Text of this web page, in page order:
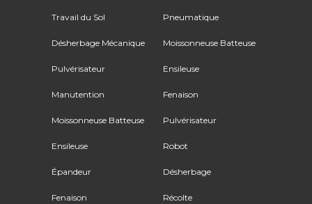
Travail du Sol
Désherbage Mécanique
Pulvérisateur
Manutention
Moissonneuse Batteuse
Ensileuse
Épandeur
Fenaison
Pneumatique
Moissonneuse Batteuse
Ensileuse
Fenaison
Pulvérisateur
Robot
Désherbage
Récolte